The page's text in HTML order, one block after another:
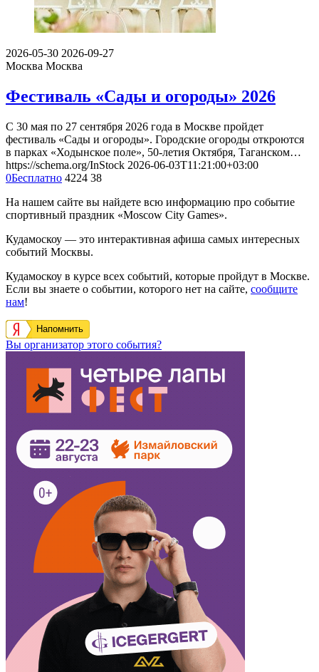
2026-05-30 2026-09-27
Москва Москва
Фестиваль «Сады и огороды» 2026
С 30 мая по 27 сентября 2026 года в Москве пройдет
фестиваль «Сады и огороды». Городские огороды откроются
в парках «Ходынское поле», 50-летия Октября, Таганском…
https://schema.org/InStock 2026-06-03T11:21:00+03:00
0Бесплатно 4224 38
На нашем сайте вы найдете всю информацию про событие
спортивный праздник «Moscow City Games».
Кудамоскоу — это интерактивная афиша самых интересных
событий Москвы.
Кудамоскоу в курсе всех событий, которые пройдут в Москве.
Если вы знаете о событии, которого нет на сайте, сообщите
нам!
Напомнить
Вы организатор этого события?